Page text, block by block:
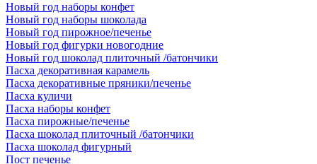
Новый год наборы конфет
Новый год наборы шоколада
Новый год пирожное/печенье
Новый год фигурки новогодние
Новый год шоколад плиточный /батончики
Пасха декоративная карамель
Пасха декоративные пряники/печенье
Пасха куличи
Пасха наборы конфет
Пасха пирожные/печенье
Пасха шоколад плиточный /батончики
Пасха шоколад фигурный
Пост печенье